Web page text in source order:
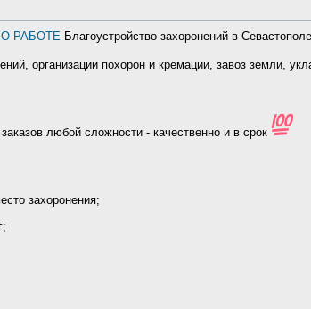
О РАБОТЕ Благоустройство захоронений в Севастополе
организации похорон и кремации, завоз земли,
любой сложности - качественно и в срок
захоронения;